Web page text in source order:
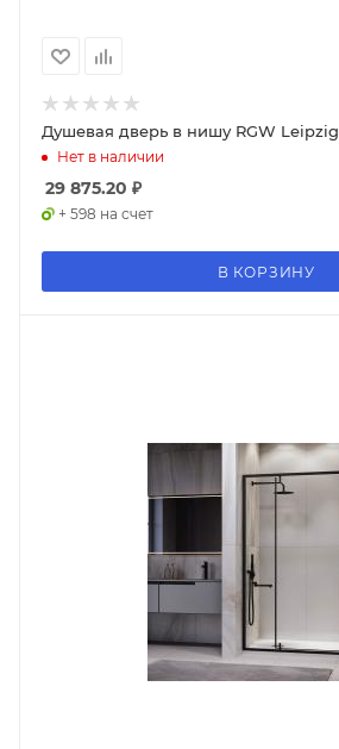
Душевая дверь в нишу RGW Leipzig
Нет в наличии
29 875.20 ₽
+ 598 на счет
В КОРЗИНУ